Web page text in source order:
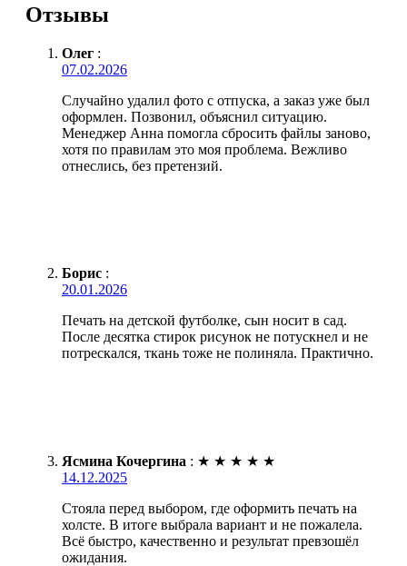
Отзывы
Олег :
07.02.2026
Случайно удалил фото с отпуска, а заказ уже был
оформлен. Позвонил, объяснил ситуацию.
Менеджер Анна помогла сбросить файлы заново,
хотя по правилам это моя проблема. Вежливо
отнеслись, без претензий.
Борис :
20.01.2026
Печать на детской футболке, сын носит в сад.
После десятка стирок рисунок не потускнел и не
потрескался, ткань тоже не полиняла. Практично.
Ясмина Кочергина : ★ ★ ★ ★ ★
14.12.2025
Стояла перед выбором, где оформить печать на
холсте. В итоге выбрала вариант и не пожалела.
Всё быстро, качественно и результат превзошёл
ожидания.